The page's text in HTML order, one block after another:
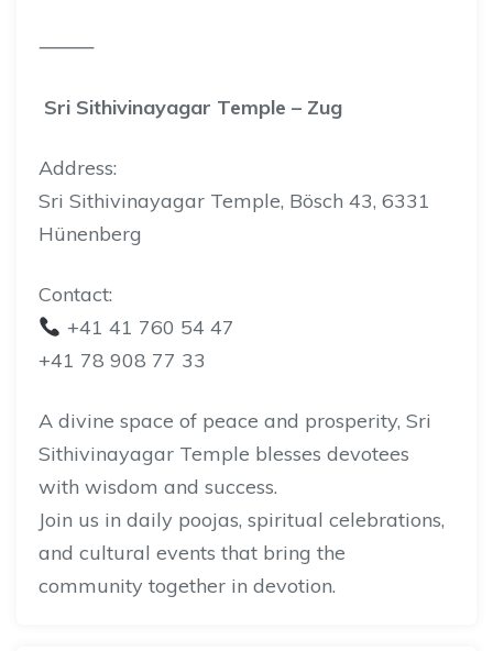
⸻
Sri Sithivinayagar Temple – Zug
Address:
Sri Sithivinayagar Temple, Bösch 43, 6331
Hünenberg
Contact:
+41 41 760 54 47
+41 78 908 77 33
A divine space of peace and prosperity, Sri
Sithivinayagar Temple blesses devotees
with wisdom and success.
Join us in daily poojas, spiritual celebrations,
and cultural events that bring the
community together in devotion.